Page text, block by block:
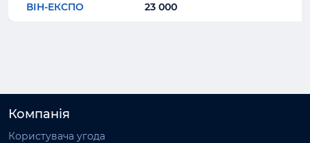
ВІН-ЕКСПО 23 000
Компанія
Користувача угода